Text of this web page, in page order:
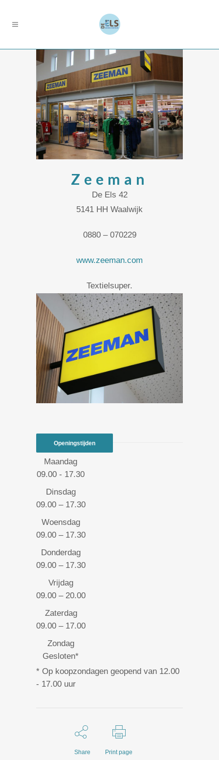
Zeeman
De Els 42
5141 HH Waalwijk
0880 – 070229
www.zeeman.com
Textielsuper.
Openingstijden
Maandag
09.00 - 17.30
Dinsdag
09.00 – 17.30
Woensdag
09.00 – 17.30
Donderdag
09.00 – 17.30
Vrijdag
09.00 – 20.00
Zaterdag
09.00 – 17.00
Zondag
Gesloten*
* Op koopzondagen geopend van 12.00
- 17.00 uur
Share Print page